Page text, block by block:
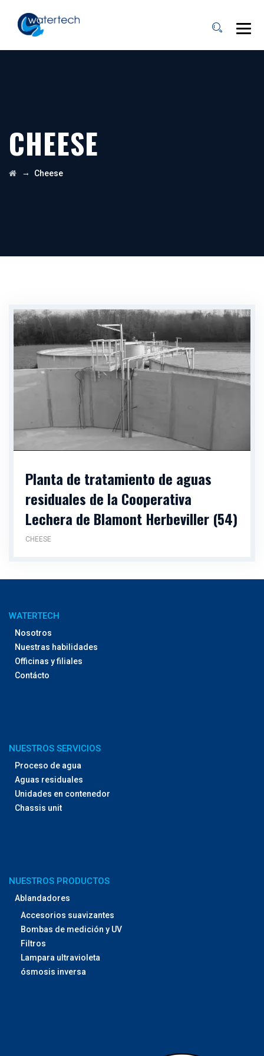
CHEESE
→ Cheese
Planta de tratamiento de aguas
residuales de la Cooperativa
Lechera de Blamont Herbeviller (54)
CHEESE
WATERTECH
Nosotros
Nuestras habilidades
Officinas y filiales
Contácto
NUESTROS SERVICIOS
Proceso de agua
Aguas residuales
Unidades en contenedor
Chassis unit
NUESTROS PRODUCTOS
Ablandadores
Accesorios suavizantes
Bombas de medición y UV
Filtros
Lampara ultravioleta
ósmosis inversa